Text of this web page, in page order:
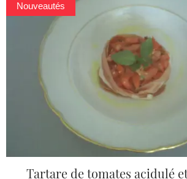
Nouveautés
Tartare de tomates acidulé